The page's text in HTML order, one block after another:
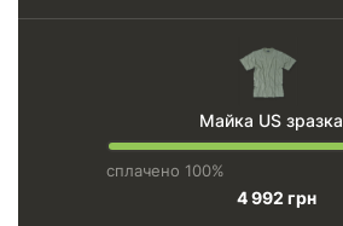
Майка US зразка
сплачено 100%
4 992 грн